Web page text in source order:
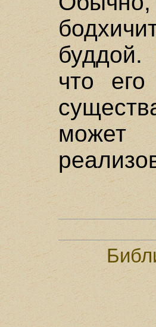
буддой.
что
может